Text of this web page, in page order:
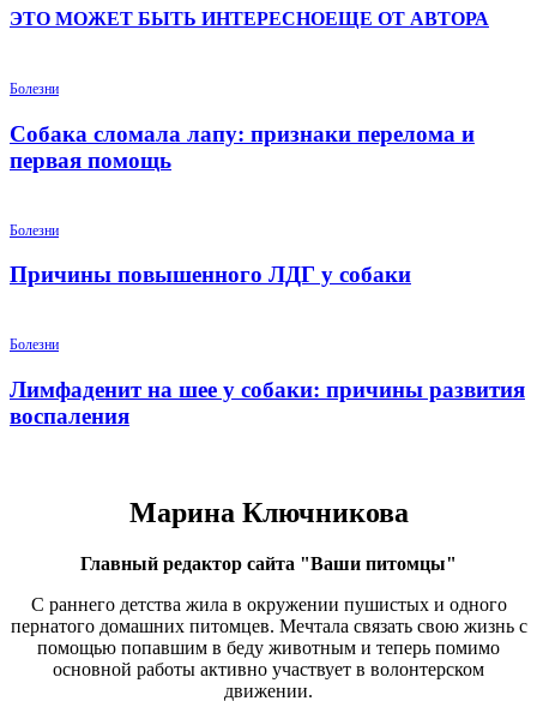
ЭТО МОЖЕТ БЫТЬ ИНТЕРЕСНОЕЩЕ ОТ АВТОРА
Болезни
Собака сломала лапу: признаки перелома и
первая помощь
Болезни
Причины повышенного ЛДГ у собаки
Болезни
Лимфаденит на шее у собаки: причины развития
воспаления
Марина Ключникова
Главный редактор сайта "Ваши питомцы"
С раннего детства жила в окружении пушистых и одного
пернатого домашних питомцев. Мечтала связать свою жизнь с
помощью попавшим в беду животным и теперь помимо
основной работы активно участвует в волонтерском
движении.